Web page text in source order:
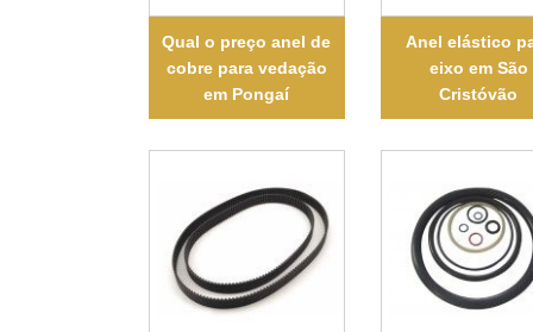
Qual o preço anel de
cobre para vedação
em Pongaí
Anel elástico
eixo em São
Cristóvão